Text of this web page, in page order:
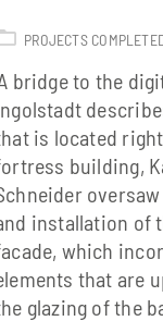
PROJECTS
bridge to the
is located
building,
installation of
which
that are
glazing of the